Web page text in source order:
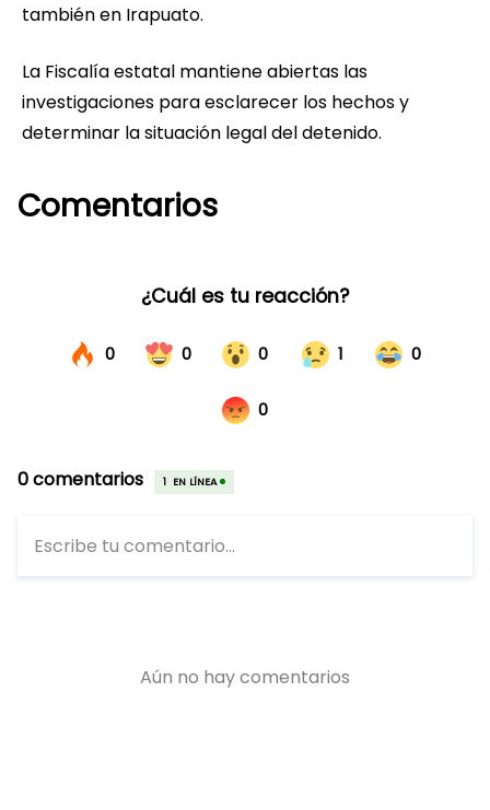
también en Irapuato.
La Fiscalía estatal mantiene abiertas las
investigaciones para esclarecer los hechos y
determinar la situación legal del detenido.
Comentarios